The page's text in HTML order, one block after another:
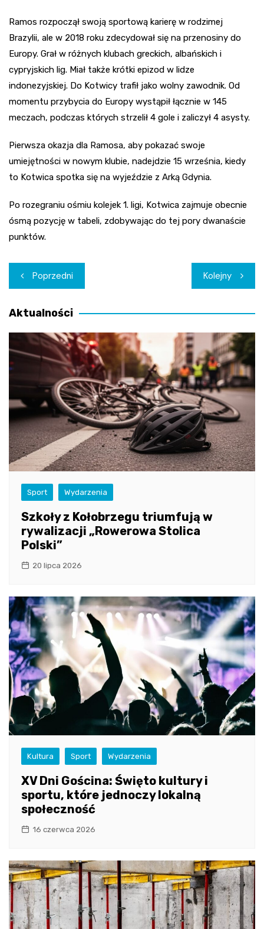
Ramos rozpoczął swoją sportową karierę w rodzimej
Brazylii, ale w 2018 roku zdecydował się na przenosiny do
Europy. Grał w różnych klubach greckich, albańskich i
cypryjskich lig. Miał także krótki epizod w lidze
indonezyjskiej. Do Kotwicy trafił jako wolny zawodnik. Od
momentu przybycia do Europy wystąpił łącznie w 145
meczach, podczas których strzelił 4 gole i zaliczył 4 asysty.
Pierwsza okazja dla Ramosa, aby pokazać swoje
umiejętności w nowym klubie, nadejdzie 15 września, kiedy
to Kotwica spotka się na wyjeździe z Arką Gdynia.
Po rozegraniu ośmiu kolejek 1. ligi, Kotwica zajmuje obecnie
ósmą pozycję w tabeli, zdobywając do tej pory dwanaście
punktów.
Nawigacja
wpisu
Poprzedni Kolejny
Aktualności
Sport Wydarzenia
Szkoły z Kołobrzegu triumfują w
rywalizacji „Rowerowa Stolica
Polski”
20 lipca 2026
Kultura Sport Wydarzenia
XV Dni Gościna: Święto kultury i
sportu, które jednoczy lokalną
społeczność
16 czerwca 2026